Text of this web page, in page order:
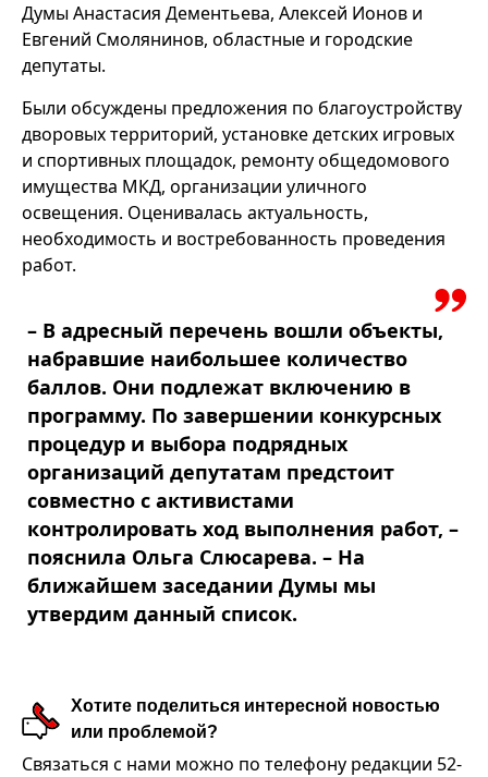
Думы Анастасия Дементьева, Алексей Ионов и
Евгений Смолянинов, областные и городские
депутаты.
Были обсуждены предложения по благоустройству
дворовых территорий, установке детских игровых
и спортивных площадок, ремонту общедомового
имущества МКД, организации уличного
освещения. Оценивалась актуальность,
необходимость и востребованность проведения
работ.
– В адресный перечень вошли объекты,
набравшие наибольшее количество
баллов. Они подлежат включению в
программу. По завершении конкурсных
процедур и выбора подрядных
организаций депутатам предстоит
совместно с активистами
контролировать ход выполнения работ, –
пояснила Ольга Слюсарева. – На
ближайшем заседании Думы мы
утвердим данный список.
Хотите поделиться интересной новостью
или проблемой?
Связаться с нами можно по телефону редакции 52-